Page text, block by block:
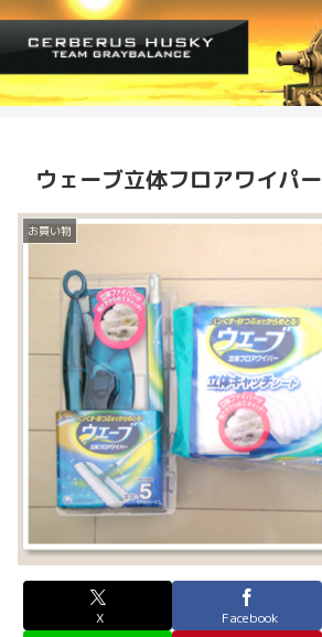
ウェーブ立体フロアワイパー
お買い物
X Facebook